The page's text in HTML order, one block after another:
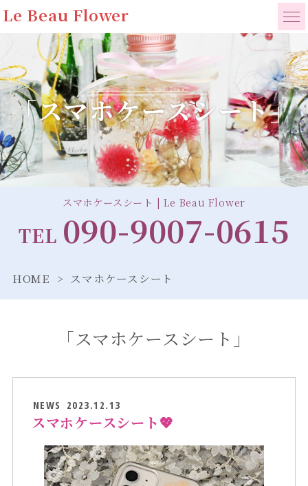
Le Beau Flower
「スマホケースシート」
スマホケースシート | Le Beau Flower
TEL 090-9007-0615
HOME スマホケースシート
「スマホケースシート」
NEWS 2023.12.13
スマホケースシート💖